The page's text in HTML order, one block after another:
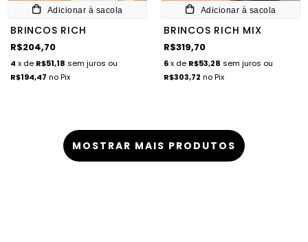
Adicionar à sacola
BRINCOS RICH
R$204,70
4 x de R$51,18 sem juros ou
R$194,47 no Pix
Adicionar à sacola
BRINCOS RICH MIX
R$319,70
6x de R$53,28 sem juros ou
R$303,72 no Pix
MOSTRAR MAIS PRODUTOS